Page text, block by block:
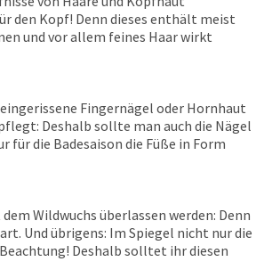
den Kopf! Denn dieses enthält meist
und vor allem feines Haar wirkt
Fingernägel oder Hornhaut
Deshalb sollte man auch die Nägel
die Badesaison die Füße in Form
Wildwuchs überlassen werden: Denn
Und übrigens: Im Spiegel nicht nur die
Deshalb solltet ihr diesen